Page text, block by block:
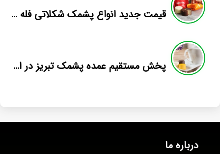
قیمت جدید انواع پشمک شکلاتی فله ای در بازار
پخش مستقیم عمده پشمک تبریز در اصفهان
درباره ما